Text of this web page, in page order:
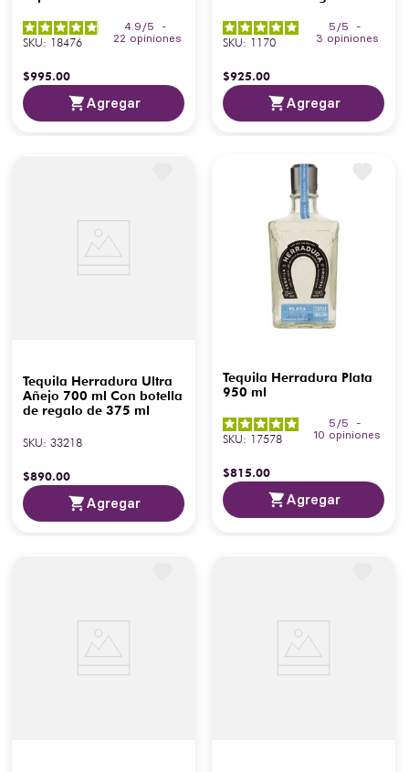
4.9 /5
-
22 opiniones
SKU: 18476
$995.00
Agregar
5 /5
-
3 opiniones
SKU: 1170
$925.00
Agregar
Tequila Herradura Ultra
Añejo 700 ml Con botella
de regalo de 375 ml
SKU: 33218
$890.00
Agregar
Tequila Herradura Plata
950 ml
5 /5
-
10 opiniones
SKU: 17578
$815.00
Agregar